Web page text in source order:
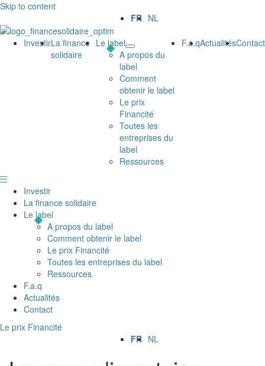
Skip to content
FR NL
InvestirLa finance
solidaire
Le label
A propos du
label
Comment
obtenir le label
Le prix
Financité
Toutes les
entreprises du
label
Ressources
F.a.qActualitésContact
Investir
La finance solidaire
Le label
A propos du label
Comment obtenir le label
Le prix Financité
Toutes les entreprises du label
Ressources
F.a.q
Actualités
Contact
Le prix Financité
FR NL